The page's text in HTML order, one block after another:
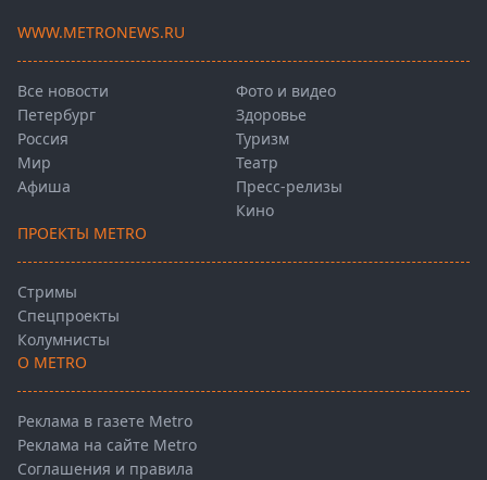
WWW.METRONEWS.RU
Все новости
Петербург
Россия
Мир
Афиша
Фото и видео
Здоровье
Туризм
Театр
Пресс-релизы
Кино
ПРОЕКТЫ METRO
Стримы
Спецпроекты
Колумнисты
О METRO
Реклама в газете Metro
Реклама на сайте Metro
Соглашения и правила